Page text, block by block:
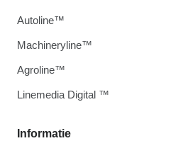
Informatie
Autoline™
Machineryline™
Agroline™
Linemedia Digital ™